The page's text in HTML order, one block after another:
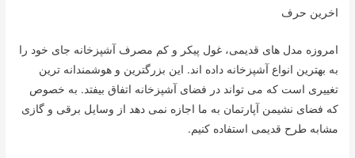
اخرین حرف
امروزه مدل های قدیمی، غول پیکر و کم مصرف آشپزخانه جای خود را
به بهترین انواع آشپزخانه داده اند. این بزرگترین و هوشمندانه ترین
تغییری است که می تواند در فضای آشپزخانه اتفاق بیفتد. به خصوص
که فضای نشیمن آپارتمان به ما اجازه نمی دهد از وسایل برقی و گازی
مشابه طرح قدیمی استفاده کنیم.